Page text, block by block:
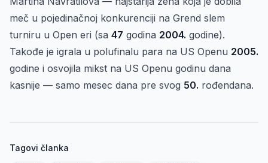
meč u pojedinačnoj konkurenciji na Grend slem
turniru u Open eri (sa 47 godina 2004. godine).
Takođe je igrala u polufinalu para na US Openu 2005.
godine i osvojila mikst na US Openu godinu dana
kasnije — samo mesec dana pre svog 50. rođendana.
Tagovi članka